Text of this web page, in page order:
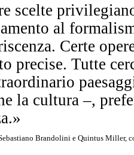
scelte
al
Certe
precise. Tutte
la cultura –,
Brandolini e Quintus Miller,